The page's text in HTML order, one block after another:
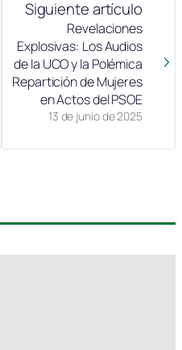
Siguiente artículo
13 de junio de 2025
Revelaciones
Explosivas: Los Audios
de la UCO y la Polémica
Repartición de Mujeres
en Actos del PSOE